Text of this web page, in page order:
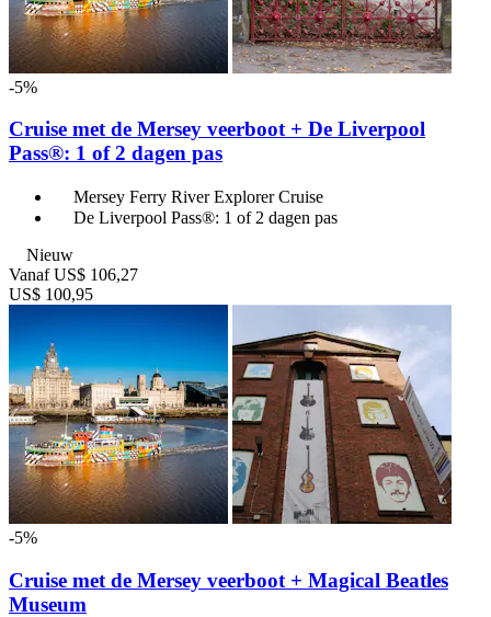
-5%
Cruise met de Mersey veerboot + De Liverpool
Pass®: 1 of 2 dagen pas
Mersey Ferry River Explorer Cruise
De Liverpool Pass®: 1 of 2 dagen pas
Nieuw
Vanaf US$ 106,27
US$ 100,95
-5%
Cruise met de Mersey veerboot + Magical Beatles
Museum